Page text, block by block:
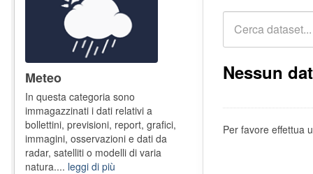
Nessun
Per favore effettua
Meteo
In questa categoria sono
immagazzinati i dati relativi a
bollettini, previsioni, report, grafici,
immagini, osservazioni e dati da
radar, satelliti o modelli di varia
natura.... leggi di più